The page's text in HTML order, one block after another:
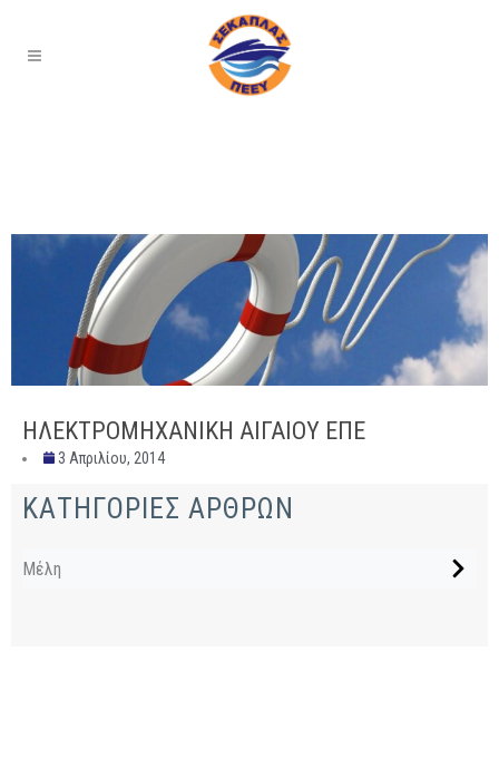
HΛΕΚΤΡΟΜΗΧΑΝΙΚΗ ΑΙΓΑΙΟΥ ΕΠΕ
3 Απριλίου, 2014
ΚΑΤΗΓΟΡΙΕΣ ΑΡΘΡΩΝ
Μέλη